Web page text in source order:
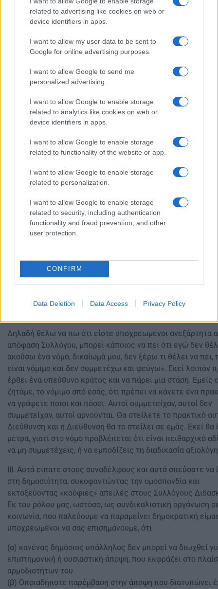
related to advertising like cookies on web or
device identifiers in apps.
I want to allow my user data to be sent to
Google for online advertising purposes.
I want to allow Google to send me
personalized advertising.
I want to allow Google to enable storage
related to analytics like cookies on web or
device identifiers in apps.
I want to allow Google to enable storage
related to functionality of the website or app.
I want to allow Google to enable storage
related to personalization.
I want to allow Google to enable storage
related to security, including authentication
functionality and fraud prevention, and other
user protection.
CONFIRM
Data Deletion Data Access Privacy Policy
πω μόνο αυτό, που γαλουχείς μια γενιά και στην ουσία
εκπαιδευτικούς, αυτό σημαίνει ότι δεν θέλεις ελεύθερους
αφήνω αυτό εδώ. Το λέω εν πλήρη γνώση και φυσικά το
δημόσια.
Πέρα από αυτό όμως είμαστε μπροστά σε μια
κάποιοι βγάλανε το φασόν αυτό. Το προτυπωμένο κείμενο.
λοιπόν έρχεται το Υπουργείο Παιδείας και λέει αυτό δεν
σύννομο παρακαλώ. Μέχρι τις 12 του μηνός μπείτε στην
πλατφόρμα και βάλτε το κείμενο το οποίο πρέπει να είναι
νομοθεσία. Εάν κάποιοι αποφασίσουν να κάνουν κάτι άλλο,
αρχήν δεν είναι θέμα συζήτησης. Δεν μπορεί να τεθεί
υπόλογος ο Διευθυντής, άσχετα εάν εμείς δεν το
πολύ, εάν καθίσει να συζητήσει ποιο κείμενο θα βάλουμε.
Όταν η νομοθεσία λέει θα βάλεις αυτό, οι σύλλογοι
συνέρχονται με μια θεματολογία, το ξέρετε, που δεν
νομοθεσία. Όταν έρχομαι να συζητήσω ένα θέμα που η
προβλέπει ήδη, δεν έχω δικαίωμα να το συζητήσω. Και
έχουμε προβλέψει στη νομοθεσία που λέει ότι στην
αυτή ο Διευθυντής αναρτά την δική του έκθεση
φάση μετά κάνει το πρακτικό, όπου καταγράφει ποιος
Δηλαδή θέλω να πω ότι είστε υποχρεωμένοι ανεξάρτητα
απόφαση Συλλόγου, μπορεί κάποιος να πει ότι εγώ δεν
ακούσω ένα νόμο, δικαίωμά μου, δεν ξέρω τι θέλει να πει,
είναι νόμιμο και δεν συμμετέχω και φεύγω». Εκεί λοιπόν
έρθει ένα υπεύθυνο κράτος και να πάρει μια στάση. Εμείς
ζητάμε, το νόμιμο από εσάς, ότι πρέπει να κάνετε ένα
να γράψετε ποιοι και πόσοι. Αυτοί συμμετείχαν, αυτοί δεν
συμμετείχαν, αυτοί αρνούνται. Θα στείλετε το πρακτικό
Διεύθυνση και η Διεύθυνση θα το στείλει σε εμάς. Εκεί θα
μέτρα, γιατί στο νόμο προβλέπεται ότι είναι πειθαρχικό
να μη συμμετέχεις, ή να εμποδίζεις τη διαδικασία
ΙΙΙ. Αυτά είπατε στους συναδέλφους και αυτά σπεύσατε
στη δημοσιότητα, συκοφαντώντας την ομοσπονδία και
εκτοξεύοντας «κούφιες» απειλές στους Συλλόγους
Εκ του ρόλου μας, ωστόσο, ως συνδικαλιστική οργάνωση
κοινωνία, που παλεύουμε να παραμείνει δημοκρατική
υποχρεωμένοι να σας επισημάνουμε, ότι
(α) κανένας δημόσιος υπάλληλος δεν μπορεί να διωχθεί
επιστημονική ή ουσιαστική άποψη, που εκφράζει στο
αρμοδιοτήτων του
(β) Οποιαδήποτε παρέμβαση στην άποψη που διατυπώνει